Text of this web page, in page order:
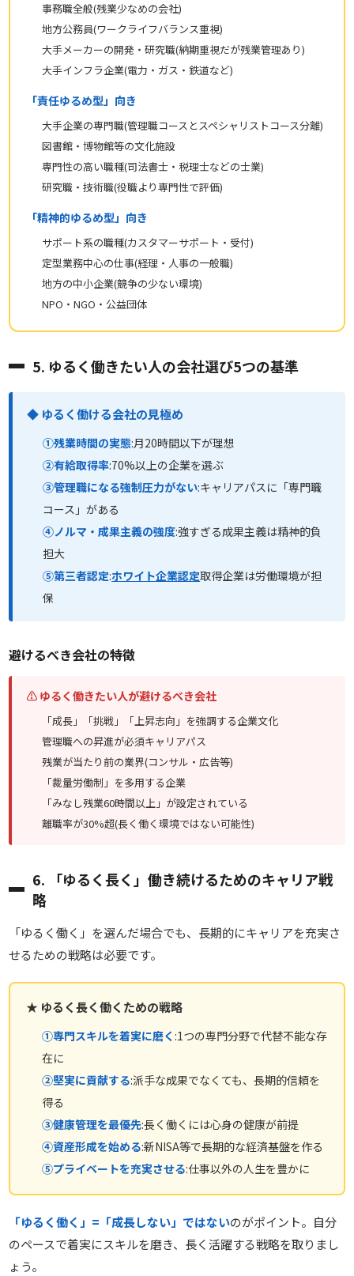
事務職全般(残業少なめの会社)
地方公務員(ワークライフバランス重視)
大手メーカーの開発・研究職(納期重視だが残業管理あり)
大手インフラ企業(電力・ガス・鉄道など)
「責任ゆるめ型」向き
大手企業の専門職(管理職コースとスペシャリストコース分離)
図書館・博物館等の文化施設
専門性の高い職種(司法書士・税理士などの士業)
研究職・技術職(役職より専門性で評価)
「精神的ゆるめ型」向き
サポート系の職種(カスタマーサポート・受付)
定型業務中心の仕事(経理・人事の一般職)
地方の中小企業(競争の少ない環境)
NPO・NGO・公益団体
5. ゆるく働きたい人の会社選び5つの基準
◆ ゆるく働ける会社の見極め
①残業時間の実態:月20時間以下が理想
②有給取得率:70%以上の企業を選ぶ
③管理職になる強制圧力がない:キャリアパスに「専門職
コース」がある
④ノルマ・成果主義の強度:強すぎる成果主義は精神的負
担大
⑤第三者認定:ホワイト企業認定取得企業は労働環境が担
保
避けるべき会社の特徴
⚠ ゆるく働きたい人が避けるべき会社
「成長」「挑戦」「上昇志向」を強調する企業文化
管理職への昇進が必須キャリアパス
残業が当たり前の業界(コンサル・広告等)
「裁量労働制」を多用する企業
「みなし残業60時間以上」が設定されている
離職率が30%超(長く働く環境ではない可能性)
6. 「ゆるく長く」働き続けるためのキャリア戦
略
「ゆるく働く」を選んだ場合でも、長期的にキャリアを充実さ
せるための戦略は必要です。
★ ゆるく長く働くための戦略
①専門スキルを着実に磨く :1つの専門分野で代替不能な存
在に
②堅実に貢献する:派手な成果でなくても、長期的信頼を
得る
③健康管理を最優先:長く働くには心身の健康が前提
④資産形成を始める:新NISA等で長期的な経済基盤を作る
⑤プライベートを充実させる:仕事以外の人生を豊かに
「ゆるく働く」=「成長しない」ではないのがポイント。自分
のペースで着実にスキルを磨き、長く活躍する戦略を取りまし
ょう。